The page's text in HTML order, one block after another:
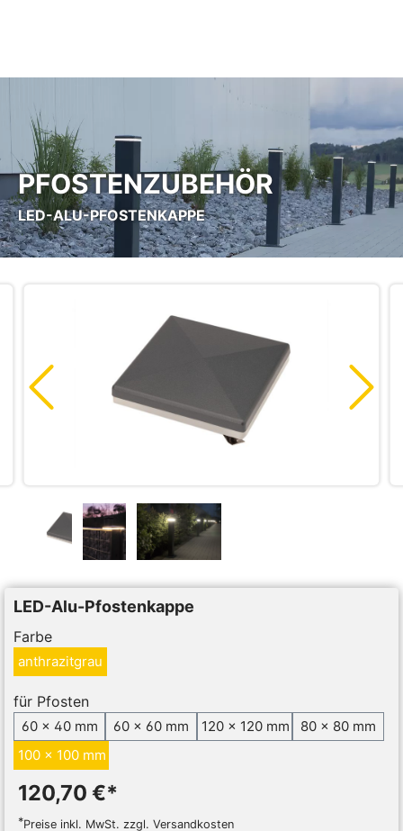
PFOSTENZUBEHÖR
LED-ALU-PFOSTENKAPPE
LED-Alu-Pfostenkappe
Farbe
anthrazitgrau
für Pfosten
60 x 40 mm 60 x 60 mm 120 x 120 mm
80 x 80 mm
100 x 100 mm
120,70 €*
*Preise inkl. MwSt. zzgl. Versandkosten